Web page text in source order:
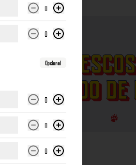
0
0
Opcional
0
0
0